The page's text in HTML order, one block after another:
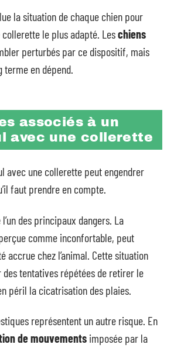
la situation de chaque chien pour
le plus adapté. Leschiens
perturbés par ce dispositif, mais
terme en dépend.
associés à un
avec une collerette
avec une collerette peut engendrer
faut prendre en compte.
des principaux dangers. La
comme inconfortable, peut
accrue chez l’animal. Cette situation
tentatives répétées de retirer le
péril la cicatrisation des plaies.
représentent un autre risque. En
de mouvements imposée par la